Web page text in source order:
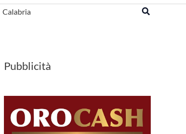
Calabria Cerca
Pubblicità